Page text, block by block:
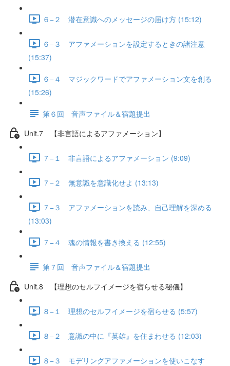
６−２ 潜在意識へのメッセージの届け方 (15:12)
６−３ アファメーションを設定するときの諸注意
(15:37)
６−４ マジックワードでアファメーション文を創る
(15:26)
第６回 音声ファイル＆宿題提出
Unit.7 【非言語によるアファメーション】
７−１ 非言語によるアファメーション (9:09)
７−２ 無意識を意識化せよ (13:13)
７−３ アファメーションを読み、自己理解を深める
(13:03)
７−４ 魂の情報を書き換える (12:55)
第７回 音声ファイル＆宿題提出
Unit.8 【理想のセルフイメージを宿らせる秘儀】
８−１ 理想のセルフイメージを宿らせる (5:57)
８−２ 意識の中に『英雄』を住まわせる (12:03)
８−３ モデリングアファメーションを使いこなす